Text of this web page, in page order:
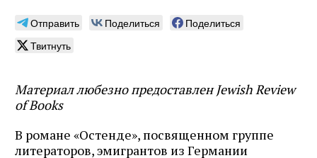
Отправить Поделиться
Поделиться
Твитнуть
Материал любезно предоставлен Jewish Review
of Books
В романе «Остенде», посвященном группе
литераторов, эмигрантов из Германии